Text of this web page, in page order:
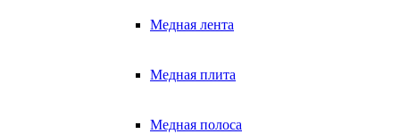
Медная лента
Медная плита
Медная полоса